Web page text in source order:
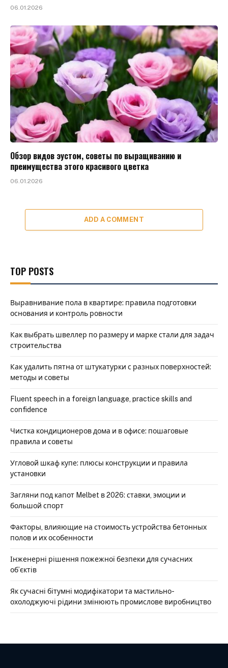
06.01.2026
Обзор видов эустом, советы по выращиванию и
преимущества этого красивого цветка
06.01.2026
ADD A COMMENT
TOP POSTS
Выравнивание пола в квартире: правила подготовки
основания и контроль ровности
Как выбрать швеллер по размеру и марке стали для задач
строительства
Как удалить пятна от штукатурки с разных поверхностей:
методы и советы
Fluent speech in a foreign language, practice skills and
confidence
Чистка кондиционеров дома и в офисе: пошаговые
правила и советы
Угловой шкаф купе: плюсы конструкции и правила
установки
Загляни под капот Melbet в 2026: ставки, эмоции и
большой спорт
Факторы, влияющие на стоимость устройства бетонных
полов и их особенности
Інженерні рішення пожежної безпеки для сучасних
об’єктів
Як сучасні бітумні модифікатори та мастильно-
охолоджуючі рідини змінюють промислове виробництво